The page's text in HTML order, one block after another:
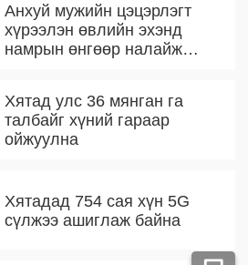
Анхуй мужийн цэцэрлэгт
хүрээлэн өвлийн эхэнд
намрын өнгөөр налайж
Хятад улс 36 мянган га
талбайг хүний гараар
ойжуулна
Хятадад 754 сая хүн 5G
сүлжээ ашиглаж байна